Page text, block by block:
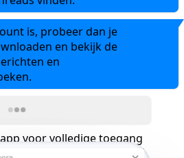
is, probeer dan je
en bekijk de
en
voor volledige toegang